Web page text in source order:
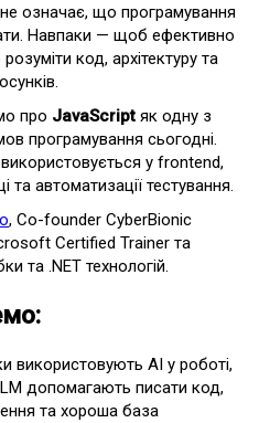
означає, що програмування
Навпаки — щоб ефективно
код, архітектуру та
про JavaScript як одну з
програмування сьогодні.
у frontend,
автоматизації тестування.
, Co-founder CyberBionic
Certified Trainer та
та .NET технологій.
використовують AI у роботі,
допомагають писати код,
та хороша база